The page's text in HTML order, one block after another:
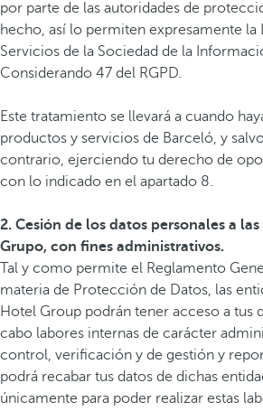
por parte de las autoridades de
hecho, así lo permiten expresamente la
Servicios de la Sociedad de la
Considerando 47 del RGPD.
Este tratamiento se llevará a cuando
productos y servicios de Barceló, y
contrario, ejerciendo tu derecho de
con lo indicado en el apartado 8.
2. Cesión de los datos personales a
Grupo, con fines administrativos.
Tal y como permite el Reglamento
materia de Protección de Datos, las
Hotel Group podrán tener acceso a tus
cabo labores internas de carácter
control, verificación y de gestión y
podrá recabar tus datos de dichas
únicamente para poder realizar estas